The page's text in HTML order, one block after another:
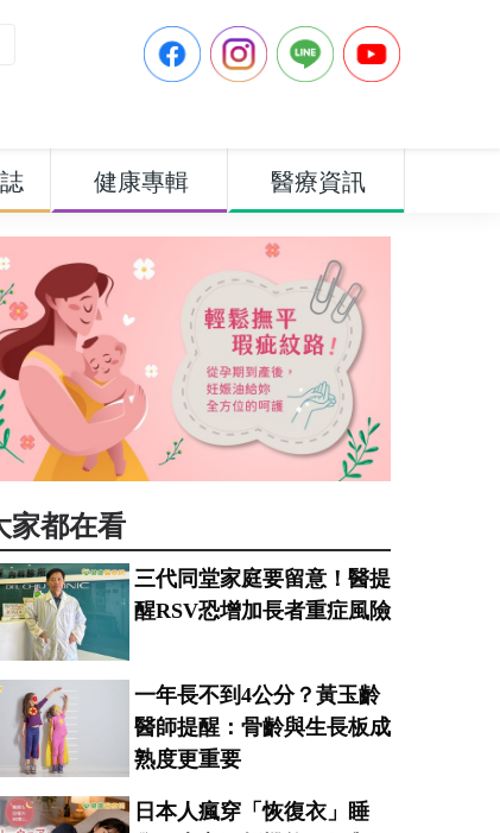
健康專輯 醫療資訊
家都在看
三代同堂家庭要留意！醫提
醒RSV恐增加長者重症風險
一年長不到4公分？黃玉齡
醫師提醒：骨齡與生長板成
熟度更重要
日本人瘋穿「恢復衣」睡